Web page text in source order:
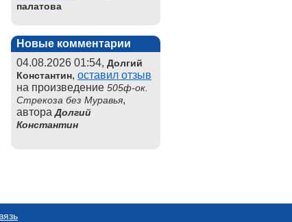
палатова
Новые комментарии
04.08.2026 01:54, Долгий
Константин, оставил отзыв
на произведение 505ф-ок.
Стрекоза без Муравья,
автораДолгий
Константин